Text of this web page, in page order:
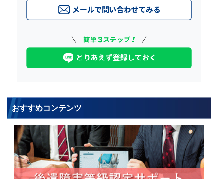
おすすめコンテンツ